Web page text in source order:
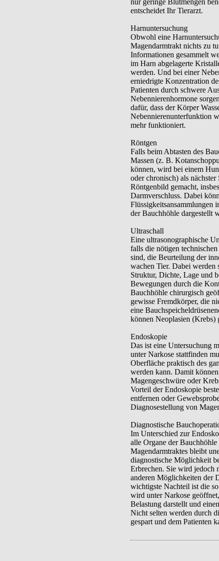
nur geringe Blutmengen
entscheidet Ihr Tierarzt.
Harnuntersuchung
Obwohl eine
Magendarmtrakt nichts zu
Informationen gesammelt
im Harn abgelagerte
werden. Und bei einer
erniedrigte Konzentration
Patienten durch schwere
Nebennierenhormone
dafür, dass der Körper
Nebennierenunterfunktion
mehr funktioniert.
Röntgen
Falls beim Abtasten des
Massen (z. B.
können, wird bei einem
oder chronisch) als
Röntgenbild gemacht,
Darmverschluss. Dabei
Flüssigkeitsansammlungen
der Bauchhöhle dargestellt
Ultraschall
Eine ultrasonographische
falls die nötigen
sind, die Beurteilung der
wachen Tier. Dabei werden
Struktur, Dichte, Lage und
Bewegungen durch die
Bauchhöhle chirurgisch
gewisse Fremdkörper, die
eine
können Neoplasien (Krebs)
Endoskopie
Das ist eine Untersuchung
unter Narkose stattfinden
Oberfläche praktisch des
werden kann. Damit
Magengeschwüre oder
Vorteil der Endoskopie
entfernen oder
Diagnosestellung von
Diagnostische
Im Unterschied zur
alle Organe der
Magendarmtraktes bleibt
diagnostische Möglichkeit
Erbrechen. Sie wird jedoch
anderen Möglichkeiten der
wichtigste Nachteil ist die
wird unter Narkose
Belastung darstellt und
Nicht selten werden durch
gespart und dem Patienten